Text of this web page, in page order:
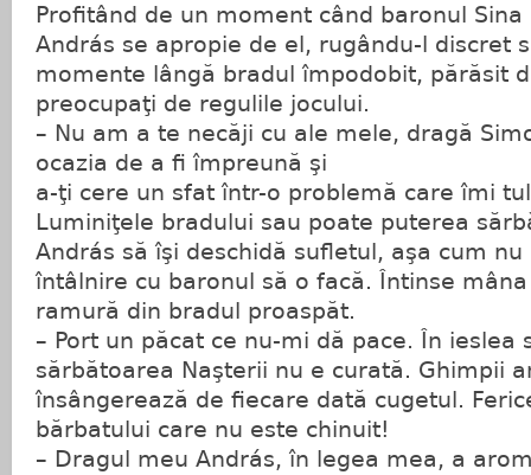
Profitând de un moment când baronul
András se apropie de el, rugându-l discret
momente lângă bradul împodobit, părăsit
preocupaţi de regulile jocului.
– Nu am a te necăji cu ale mele, dragă
ocazia de a fi împreună şi
a-ţi cere un sfat într-o problemă care îmi
Luminiţele bradului sau poate puterea
András să îşi deschidă sufletul, aşa cum
întâlnire cu baronul să o facă. Întinse
ramură din bradul proaspăt.
– Port un păcat ce nu-mi dă pace. În ieslea
sărbătoarea Naşterii nu e curată. Ghimpii
însângerează de fiecare dată cugetul.
bărbatului care nu este chinuit!
– Dragul meu András, în legea mea, a